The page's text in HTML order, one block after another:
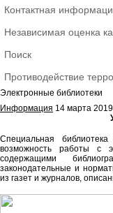
Контактная
Независимая оценка
Поиск
Противодействие
Электронные библиотеки
Информация 14 марта 2019
Специальная
возможность работы с
содержащими
законодательные и
из газет и журналов,